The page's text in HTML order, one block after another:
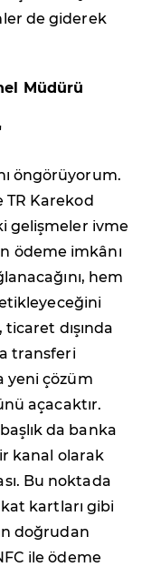
de giderek
Müdürü
öngörüyorum.
TR Karekod
gelişmeler ivme
ödeme imkânı
hem
dışında
transferi
yeni çözüm
açacaktır.
da banka
kanal olarak
Bu noktada
kartları gibi
doğrudan
ile ödeme